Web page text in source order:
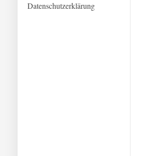
Datenschutzerklärung